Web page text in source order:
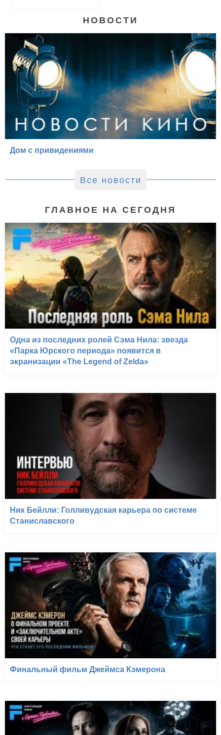
НОВОСТИ
Дом с привидениями
Все новости
ГЛАВНОЕ НА СЕГОДНЯ
Одна из последних ролей Сэма Нила: звезда
«Парка Юрского периода» появится в
экранизации «The Legend of Zelda»
Ник Бейлли: Голливудская карьера по системе
Станиславского
Финальный фильм Джеймса Кэмерона